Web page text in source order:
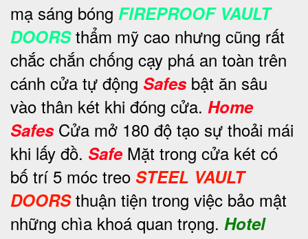
mạ sáng bóng FIREPROOF VAULT
DOORSthẩm mỹ cao nhưng cũng rất
chắc chắn chống cạy phá an toàn trên
cánh cửa tự động Safesbật ăn sâu
vào thân két khi đóng cửa. Home
Safes Cửa mở 180 độ tạo sự thoải mái
khi lấy đồ. Safe Mặt trong cửa két có
bố trí 5 móc treo STEEL VAULT
DOORSthuận tiện trong việc bảo mật
những chìa khoá quan trọng. Hotel